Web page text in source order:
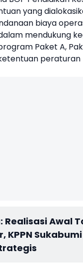
yang
biaya
mendukung
Paket A,
Realisasi Awal
KPPN